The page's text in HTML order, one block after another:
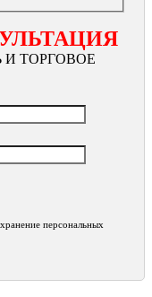
ТОРГОВОЕ
персональных